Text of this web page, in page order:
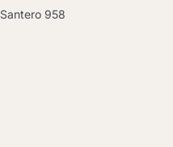
Santero 958